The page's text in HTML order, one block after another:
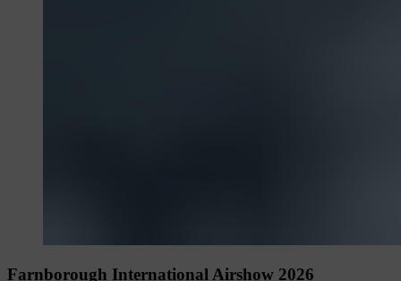
Farnborough International Airshow 2026